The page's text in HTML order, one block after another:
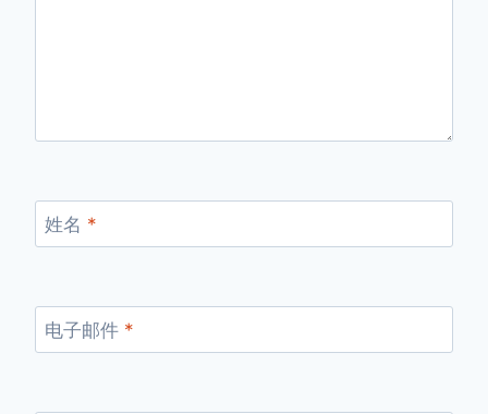
姓名 *
电子邮件 *